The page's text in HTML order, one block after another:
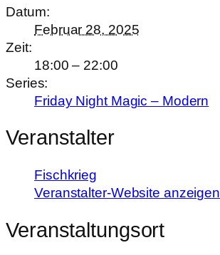
Datum:
Februar 28, 2025
Zeit:
18:00 – 22:00
Series:
Friday Night Magic – Modern
Veranstalter
Fischkrieg
Veranstalter-Website anzeigen
Veranstaltungsort